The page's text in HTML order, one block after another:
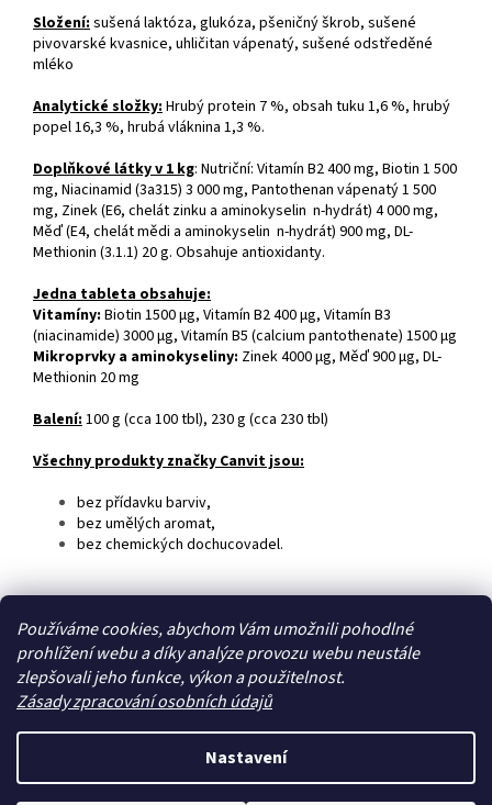
Používáme cookies, abychom Vám umožnili pohodlné
prohlížení webu a díky analýze provozu webu neustále
zlepšovali jeho funkce, výkon a použitelnost.
Zásady zpracování osobních údajů
Nastavení
Složení:sušená laktóza, glukóza, pšeničný škrob, sušené
pivovarské kvasnice, uhličitan vápenatý, sušené odstředěné
mléko
Analytické složky:Hrubý protein 7 %, obsah tuku 1,6 %, hrubý
popel 16,3 %, hrubá vláknina 1,3 %.
Doplňkové látky v 1 kg: Nutriční: Vitamín B2 400 mg, Biotin 1 500
mg, Niacinamid (3a315) 3 000 mg, Pantothenan vápenatý 1 500
mg, Zinek (E6, chelát zinku a aminokyselin n-hydrát) 4 000 mg,
Měď (E4, chelát mědi a aminokyselin n-hydrát) 900 mg, DL-
Methionin (3.1.1) 20 g. Obsahuje antioxidanty.
Jedna tableta obsahuje:
Vitamíny: Biotin 1500 µg, Vitamín B2 400 µg, Vitamín B3
(niacinamide) 3000 µg, Vitamín B5 (calcium pantothenate) 1500 µg
Mikroprvky a aminokyseliny: Zinek 4000 µg, Měď 900 µg, DL-
Methionin 20 mg
Balení:100 g (cca 100 tbl), 230 g (cca 230 tbl)
Všechny produkty značky Canvit jsou:
bez přídavku barviv,
bez umělých aromat,
bez chemických dochucovadel.
Zboží.cz Heureka.cz
Vytvořil Shoptet